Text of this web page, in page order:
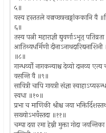
५॥
यस्य हस्ततले वज्रच्छत्रखङ्गांककानि वै
६॥
तस्य पत्नी महाराज्ञी द्युवर्णाऽभूत्
आतिथ्यधर्मिणी दीनाऽनाथदारिद्यनाशिनी
॥८॥
गान्धर्व्यो नागकन्याश्च देव्यो दानव्य एत्य
वसन्ति वै ॥९॥
सावित्री चापि गायत्री संज्ञा
स्वधा ॥१०॥
प्रभा च माणिकी श्रीश्च जया
सख्योऽभवँस्तदा ॥११॥
चम्पा दया रमा हेम्नी मुक्ता गोदा